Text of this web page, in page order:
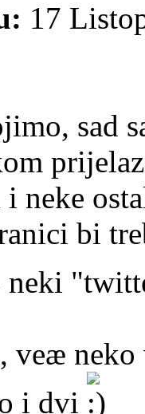
17
sad
i neke
bi
neki
veæ
i dvi